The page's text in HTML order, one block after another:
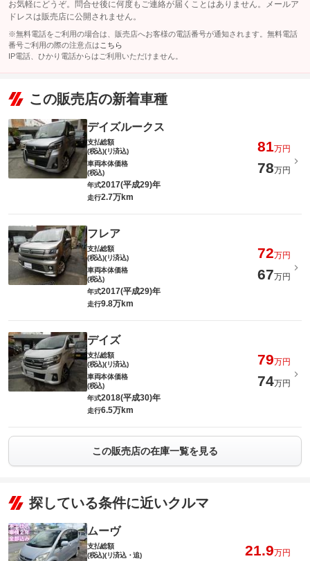
お気軽にどうぞ。問合せ後に何度もご連絡が届くことはありません。メールア
ドレスは販売店に公開されません。
※無料電話をご利用の場合は、販売店へお客様の電話番号が通知されます。無料電話
番号ご利用の際の注意点は こちら
IP電話、ひかり電話からはご利用いただけません。
この販売店の新着車種
デイズルークス
支払総額
(税込)(リ済込)
81万円
車両本体価格
(税込)
78万円
年式2017(平成29)年
走行2.7万km
フレア
支払総額
(税込)(リ済込)
72万円
車両本体価格
(税込)
67万円
年式2017(平成29)年
走行9.8万km
デイズ
支払総額
(税込)(リ済込)
79万円
車両本体価格
(税込)
74万円
年式2018(平成30)年
走行6.5万km
この販売店の在庫一覧を見る
探している条件に近いクルマ
ムーヴ
支払総額
(税込)(リ済込・追)
21.9万円